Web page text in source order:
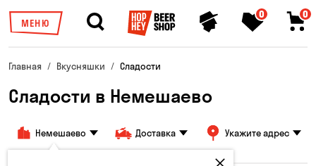
МЕНЮ
0 0
Главная Вкусняшки Сладости
Сладости в Немешаево
Немешаево Доставка Укажите адрес